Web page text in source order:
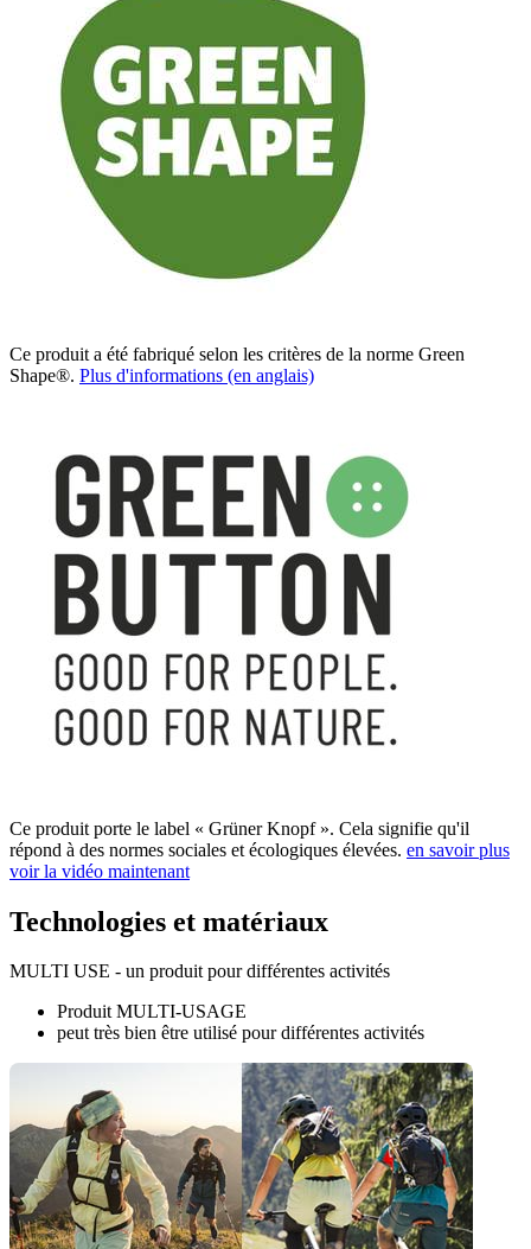
Ce produit a été fabriqué selon les critères de la norme Green
Shape®. Plus d'informations (en anglais)
Ce produit porte le label « Grüner Knopf ». Cela signifie qu'il
répond à des normes sociales et écologiques élevées. en savoir plus
voir la vidéo maintenant
Technologies et matériaux
MULTI USE - un produit pour différentes activités
Produit MULTI-USAGE
peut très bien être utilisé pour différentes activités